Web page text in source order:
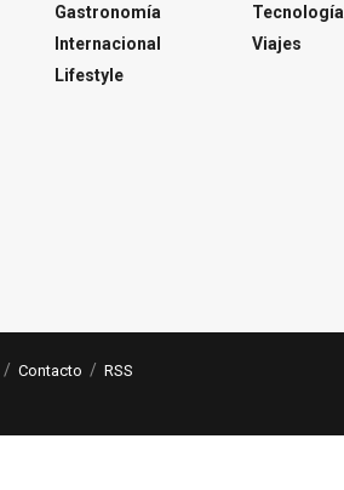
Gastronomía
Internacional
Lifestyle
Tecnología
Viajes
Contacto RSS